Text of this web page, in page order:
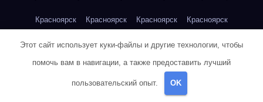
Красноярск Красноярск Красноярск Красноярск
Красноярск Красноярск Красноярск Красноярск
Красноярск Красноярск Красноярск
Кукуруза
Этот сайт использует куки-файлы и другие технологии, чтобы
помочь вам в навигации, а также предоставить лучший
пользовательский опыт. OK